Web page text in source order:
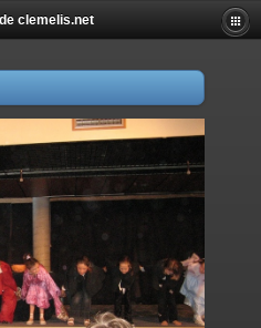
clemelis.net